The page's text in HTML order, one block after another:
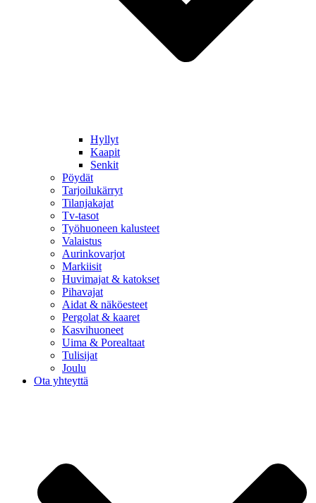
Hyllyt
Kaapit
Senkit
Pöydät
Tarjoilukärryt
Tilanjakajat
Tv-tasot
Työhuoneen kalusteet
Valaistus
Aurinkovarjot
Markiisit
Huvimajat & katokset
Pihavajat
Aidat & näköesteet
Pergolat & kaaret
Kasvihuoneet
Uima & Porealtaat
Tulisijat
Joulu
Ota yhteyttä